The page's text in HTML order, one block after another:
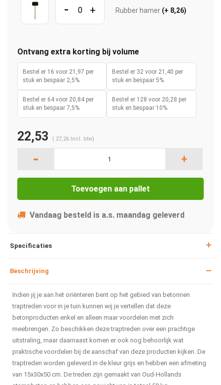
- + Rubber hamer (+ 8,26)
Ontvang extra korting bij volume
Bestel er 16 voor 21,97 per
stuk en bespaar 2,5%
Bestel er 32 voor 21,40 per
stuk en bespaar 5%
Bestel er 64 voor 20,84 per
stuk en bespaar 7,5%
Bestel er 128 voor 20,28 per
stuk en bespaar 10%
22,53 ( 27,26 Incl. btw)
- +
Toevoegen aan pallet
Vandaag besteld is a.s. maandag geleverd
Specificaties
Beschrijving
Indien jij je aan het oriënteren bent op het gebied van betonnen
traptreden voor in je tuin kunnen wij je vertellen dat deze
betonproducten enkel en alleen maar voordelen met zich
meebrengen. Zo beschikken deze traptreden over een prachtige
uitstraling, maar daarnaast komen er ook nog behoorlijk wat
praktische voordelen bij de aanschaf van deze producten kijken. De
traptreden worden geleverd in de kleur grijs en hebben een afmeting
van 15x30x50 cm. De treden zijn gemaakt van Oud-Hollands